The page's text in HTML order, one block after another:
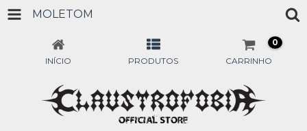
MOLETOM
INÍCIO PRODUTOS CARRINHO
0